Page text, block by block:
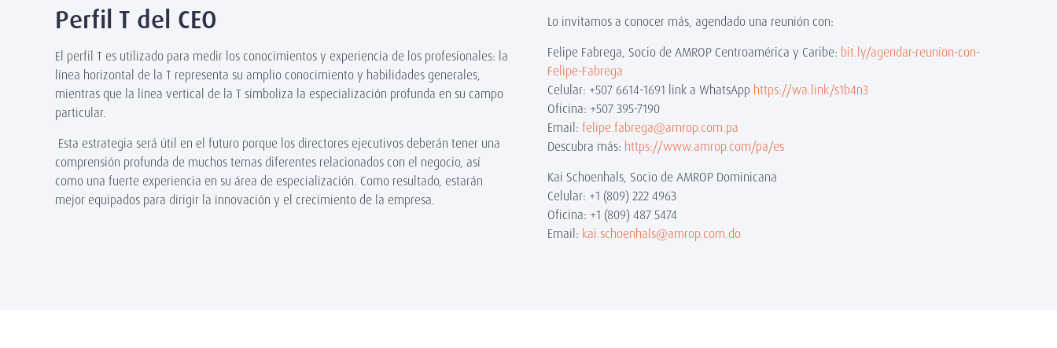
Perfil T del CEO
El perfil T es utilizado para medir los conocimientos y experiencia de los profesionales: la
línea horizontal de la T representa su amplio conocimiento y habilidades generales,
mientras que la línea vertical de la T simboliza la especialización profunda en su campo
particular.
Esta estrategia será útil en el futuro porque los directores ejecutivos deberán tener una
comprensión profunda de muchos temas diferentes relacionados con el negocio, así
como una fuerte experiencia en su área de especialización. Como resultado, estarán
mejor equipados para dirigir la innovación y el crecimiento de la empresa.
Lo invitamos a conocer más, agendado una reunión con:
Felipe Fabrega, Socio de AMROP Centroamérica y Caribe: bit.ly/agendar-reunion-con-
Felipe-Fabrega
Celular: +507 6614-1691 link a WhatsApp https://wa.link/s1b4n3
Oficina: +507 395-7190
Email: felipe.fabrega@amrop.com.pa
Descubra más: https://www.amrop.com/pa/es
Kai Schoenhals, Socio de AMROP Dominicana
Celular: +1 (809) 222 4963
Oficina: +1 (809) 487 5474
Email: kai.schoenhals@amrop.com.do